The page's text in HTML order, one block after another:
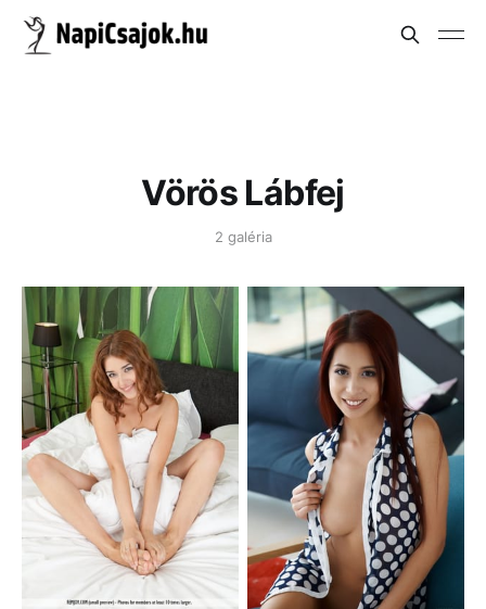
Vörös Lábfej
2 galéria